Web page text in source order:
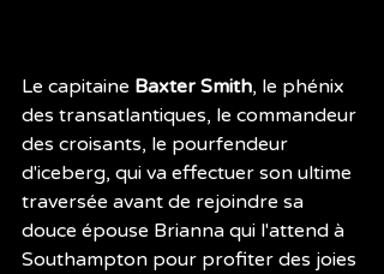
Le capitaine Baxter Smith, le phénix
des transatlantiques, le commandeur
des croisants, le pourfendeur
d'iceberg, qui va effectuer son ultime
traversée avant de rejoindre sa
douce épouse Brianna qui l'attend à
Southampton pour profiter des joies